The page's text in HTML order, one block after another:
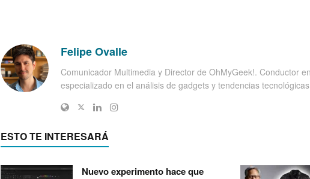
Felipe Ovalle
Comunicador Multimedia y Director de OhMyGeek!. Conductor
especializado en el análisis de gadgets y tendencias
ESTO TE INTERESARÁ
Nuevo experimento hace que